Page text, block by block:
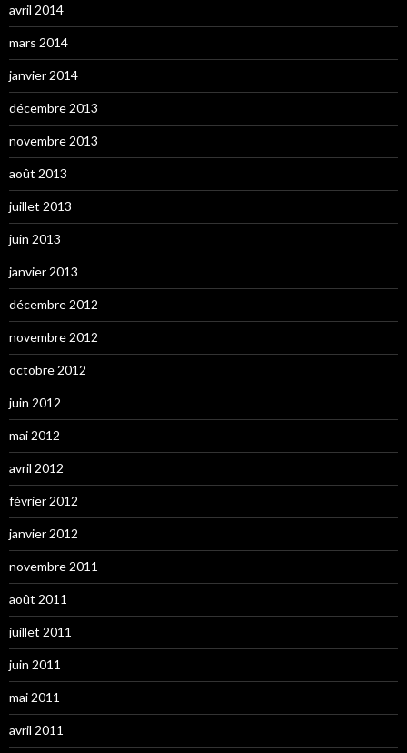
avril 2014
mars 2014
janvier 2014
décembre 2013
novembre 2013
août 2013
juillet 2013
juin 2013
janvier 2013
décembre 2012
novembre 2012
octobre 2012
juin 2012
mai 2012
avril 2012
février 2012
janvier 2012
novembre 2011
août 2011
juillet 2011
juin 2011
mai 2011
avril 2011